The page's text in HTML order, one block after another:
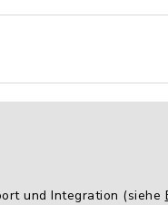
und Integration (siehe